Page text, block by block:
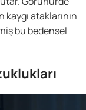
ataklarının
bu bedensel